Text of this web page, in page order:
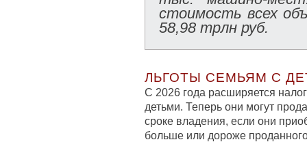
стоимость всех
58,98 трлн руб.
ЛЬГОТЫ СЕМЬЯМ С
С 2026 года расширяется
детьми. Теперь они могут
сроке владения, если они
больше или дороже